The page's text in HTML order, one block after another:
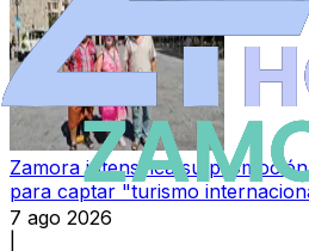
Zamora intensifica su
para captar "turismo
7 ago 2026